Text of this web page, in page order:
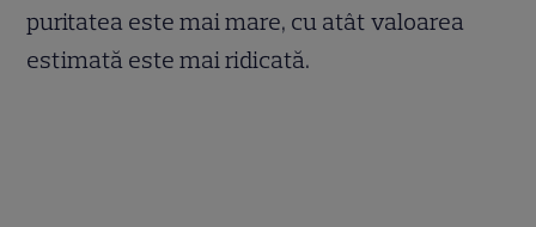
puritatea este mai mare, cu atât valoarea
estimată este mai ridicată.